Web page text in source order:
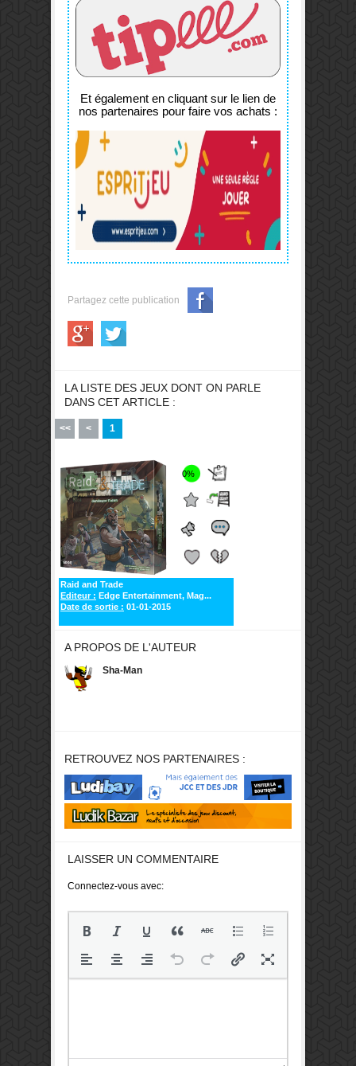
Et également en cliquant sur le lien de
nos partenaires pour faire vos achats :
Partagez cette publication
LA LISTE DES JEUX DONT ON PARLE
DANS CET ARTICLE :
<< < 1
0%
Raid and Trade
Editeur : Edge Entertainment, Mag...
Date de sortie : 01-01-2015
A PROPOS DE L'AUTEUR
Sha-Man
RETROUVEZ NOS PARTENAIRES :
LAISSER UN COMMENTAIRE
Connectez-vous avec: